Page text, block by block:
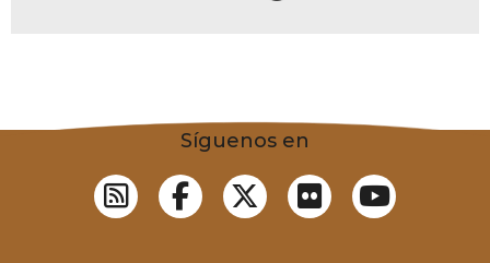
Síguenos en